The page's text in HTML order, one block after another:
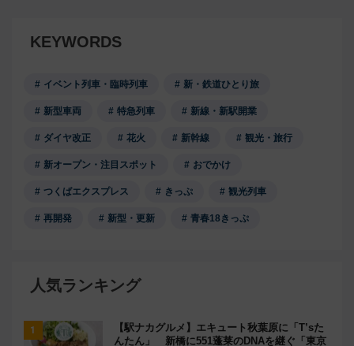
KEYWORDS
イベント列車・臨時列車 新・鉄道ひとり旅
新型車両 特急列車 新線・新駅開業
ダイヤ改正 花火 新幹線 観光・旅行
新オープン・注目スポット おでかけ
つくばエクスプレス きっぷ 観光列車
再開発 新型・更新 青春18きっぷ
人気ランキング
【駅ナカグルメ】エキュート秋葉原に「T’sた
んたん」 新橋に551蓬莱のDNAを継ぐ「東京